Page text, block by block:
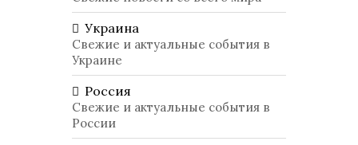
Украина
Свежие и актуальные события в
Украине
Россия
Свежие и актуальные события в
России